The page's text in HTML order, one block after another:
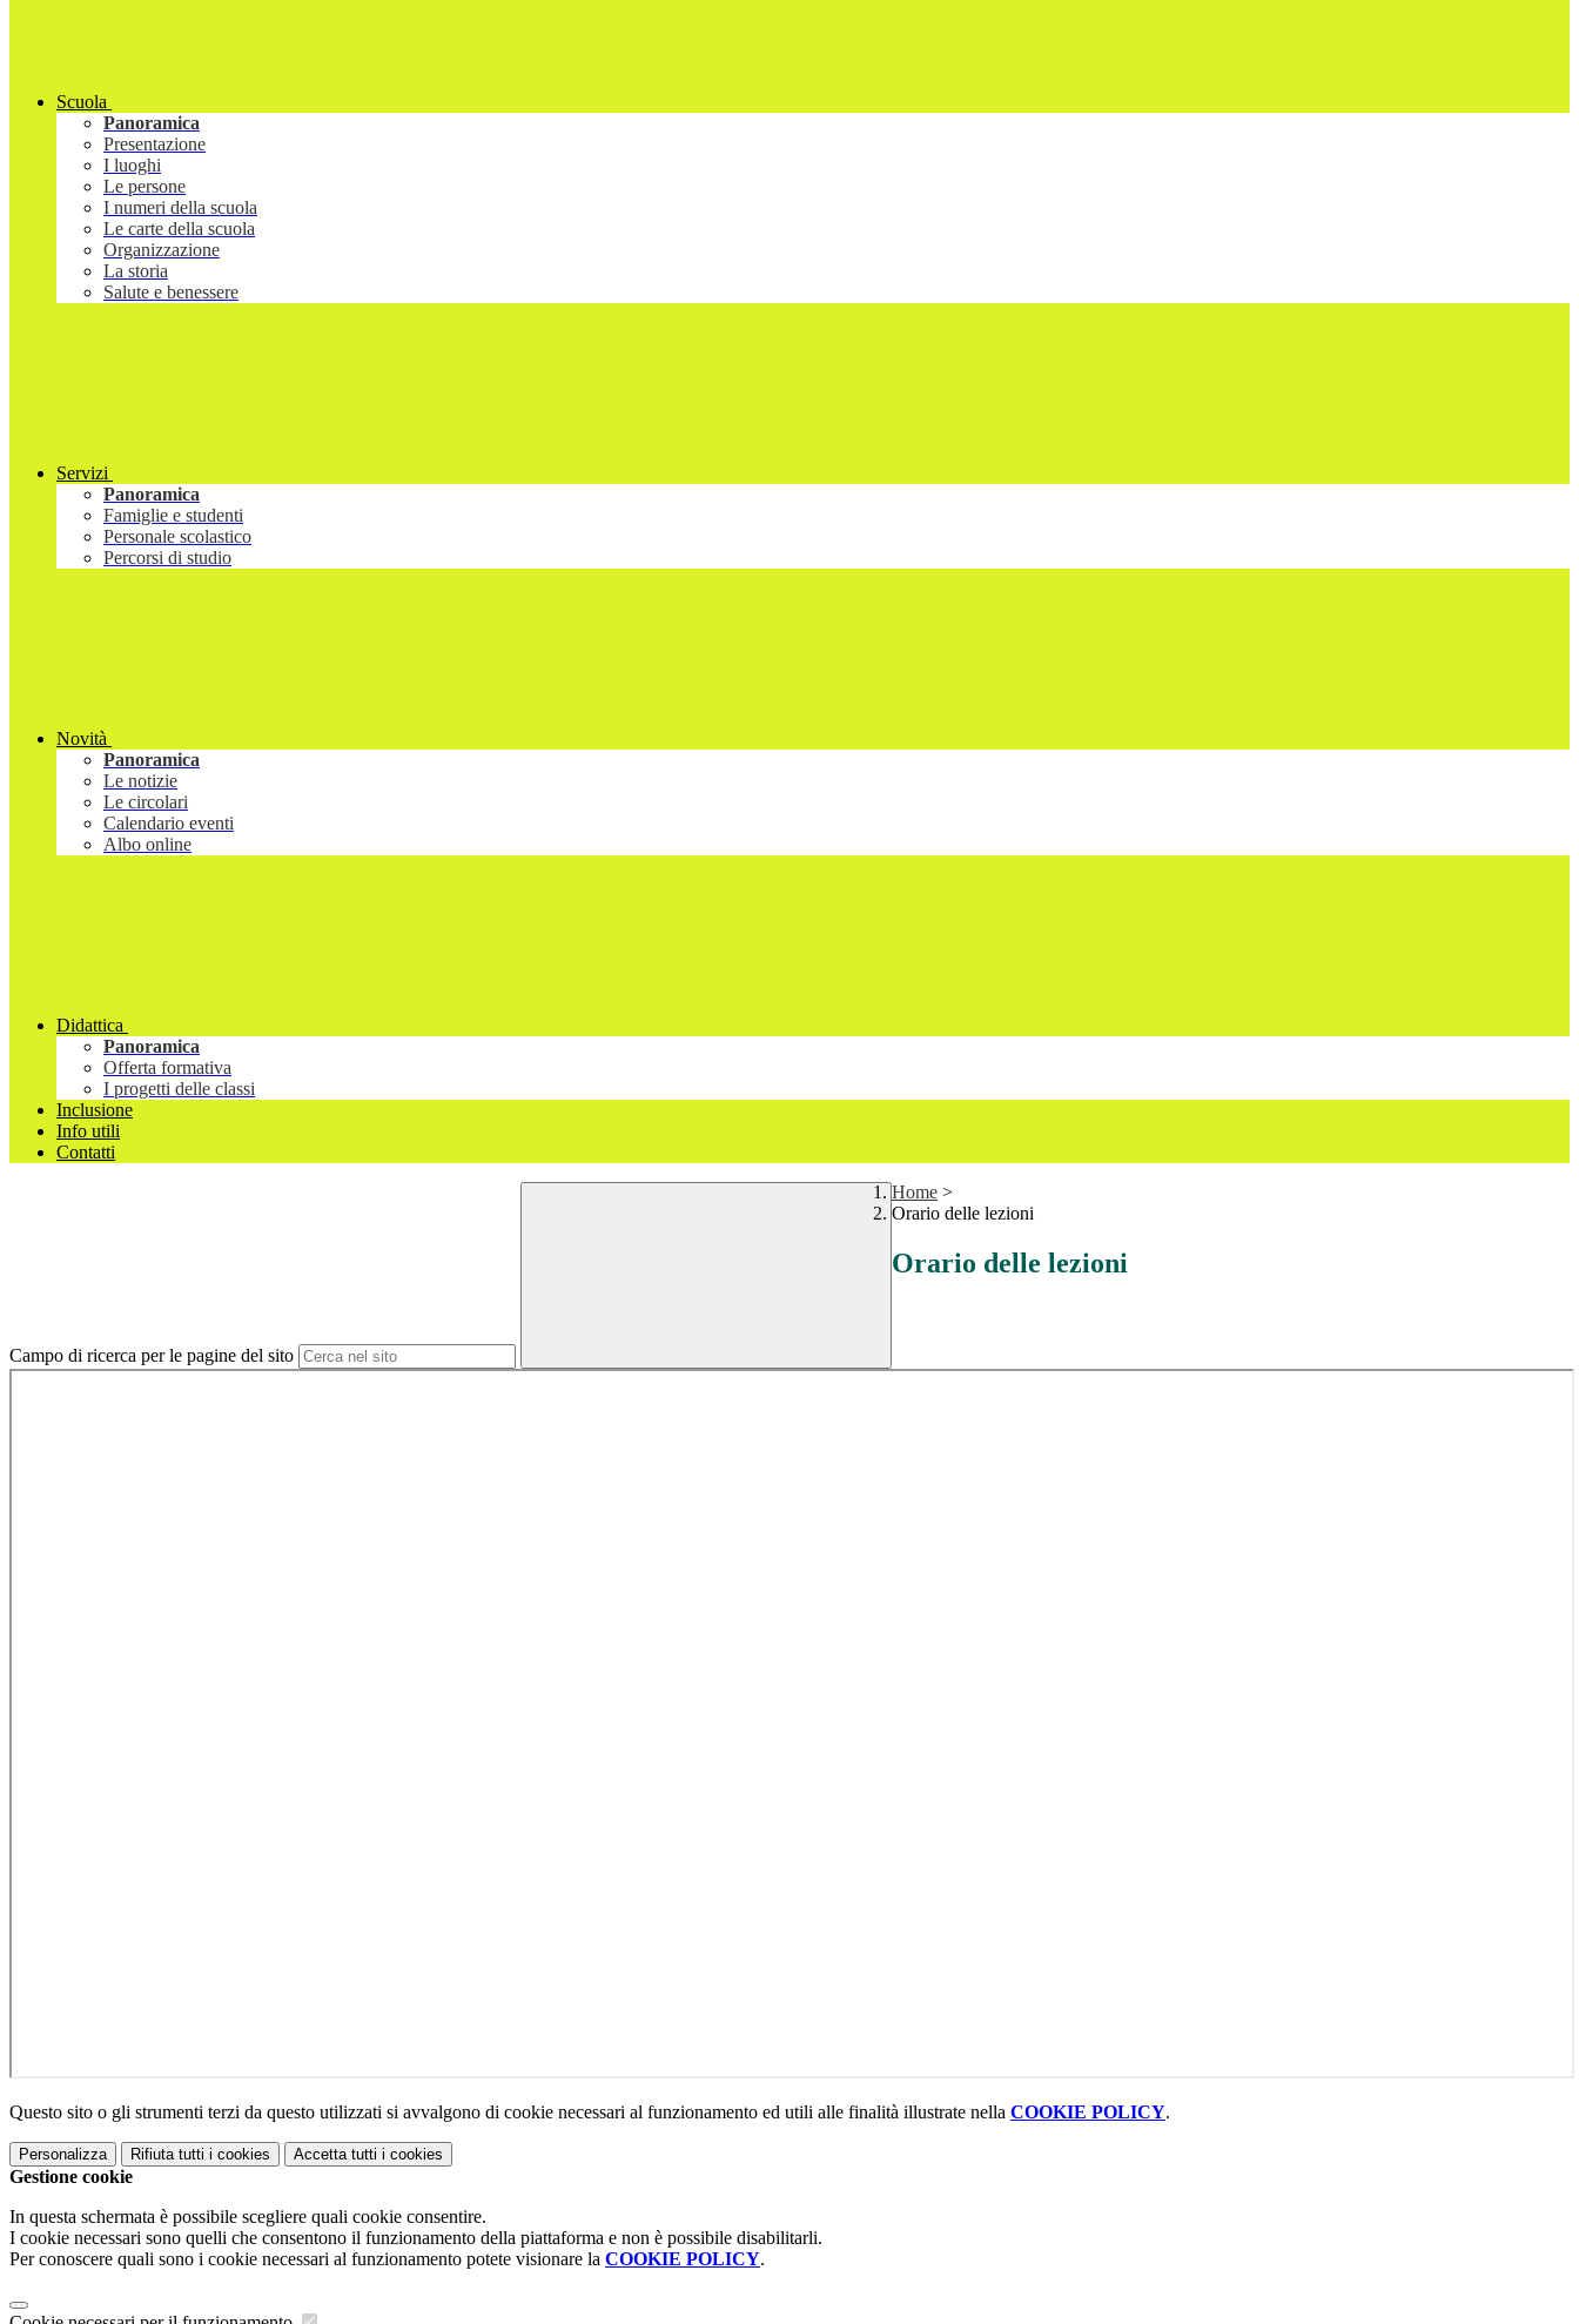
Scuola
Panoramica
Presentazione
I luoghi
Le persone
I numeri della scuola
Le carte della scuola
Organizzazione
La storia
Salute e benessere
Servizi
Panoramica
Famiglie e studenti
Personale scolastico
Percorsi di studio
Novità
Panoramica
Le notizie
Le circolari
Calendario eventi
Albo online
Didattica
Panoramica
Offerta formativa
I progetti delle classi
Inclusione
Info utili
Contatti
Campo di ricerca per le pagine del sito
Home >
Orario delle lezioni
Orario delle lezioni
Questo sito o gli strumenti terzi da questo utilizzati si avvalgono di cookie necessari al funzionamento ed utili alle finalità illustrate nella COOKIE POLICY.
Personalizza Rifiuta tutti i cookies Accetta tutti i cookies
Gestione cookie
In questa schermata è possibile scegliere quali cookie consentire.
I cookie necessari sono quelli che consentono il funzionamento della piattaforma e non è possibile disabilitarli.
Per conoscere quali sono i cookie necessari al funzionamento potete visionare la COOKIE POLICY.